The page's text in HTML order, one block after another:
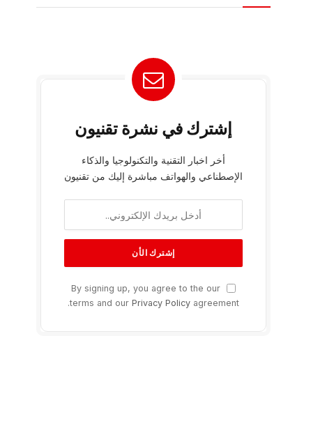
إشترك في نشرة تقنيون
أخر اخبار التقنية والتكنولوجيا والذكاء
الإصطناعي والهواتف مباشرة إليك من تقنيون
By signing up, you agree to the our
terms and our Privacy Policy agreement.